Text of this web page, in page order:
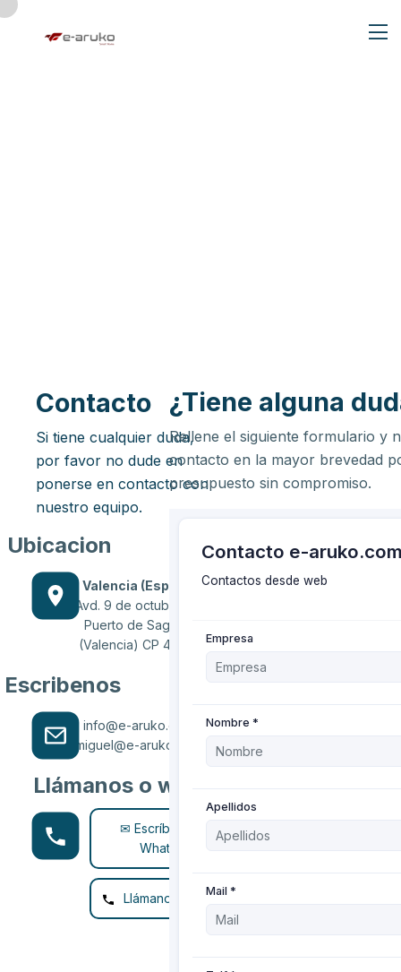
Contacto
Si tiene cualquier duda,
por favor no dude en
ponerse en contacto con
nuestro equipo.
Ubicacion
Valencia (España)
Avd. 9 de octubre, 80
Puerto de Sagunto
(Valencia) CP 46520
Escribenos
info@e-aruko.com
miguel@e-aruko.com
Llámanos o wasapéanos
✉ Escríbenos vía
WhatsApp
Llámanos (Español)
¿Tiene alguna
Rellene el siguiente formulario y
contacto en la mayor brevedad
presupuesto sin compromiso.